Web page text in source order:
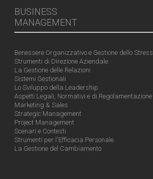
BUSINESS
MANAGEMENT
Benessere Organizzativo e Gestione dello Stress
Strumenti di Direzione Aziendale
La Gestione delle Relazioni
Sistemi Gestionali
Lo Sviluppo della Leadership
Aspetti Legali, Normativi e di Regolamentazione
Marketing & Sales
Strategic Management
Project Management
Scenari e Contesti
Strumenti per l'Efficacia Personale
La Gestione del Cambiamento